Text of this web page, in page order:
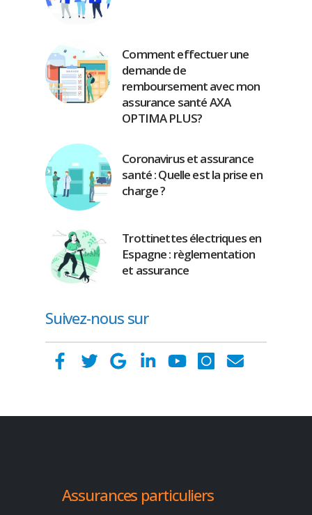
Comment effectuer une
demande de
remboursement avec mon
assurance santé AXA
OPTIMA PLUS?
Coronavirus et assurance
santé : Quelle est la prise en
charge ?
Trottinettes électriques en
Espagne : règlementation
et assurance
Suivez-nous sur
Assurances particuliers